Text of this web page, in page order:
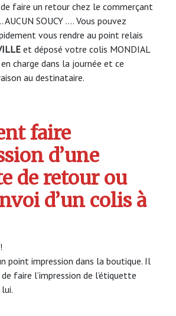
faire un retour chez le commerçant
SOUCY …. Vous pouvez
vous rendre au point relais
et déposé votre colis MONDIAL
charge dans la journée et ce
au destinataire.
faire
d’une
de retour ou
d’un colis à
point impression dans la boutique. Il
faire l’impression de l’étiquette